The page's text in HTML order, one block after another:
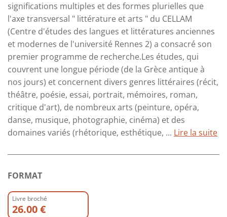
significations multiples et des formes plurielles que
l'axe transversal " littérature et arts " du CELLAM
(Centre d'études des langues et littératures anciennes
et modernes de l'université Rennes 2) a consacré son
premier programme de recherche.Les études, qui
couvrent une longue période (de la Grèce antique à
nos jours) et concernent divers genres littéraires (récit,
théâtre, poésie, essai, portrait, mémoires, roman,
critique d'art), de nombreux arts (peinture, opéra,
danse, musique, photographie, cinéma) et des
domaines variés (rhétorique, esthétique, ... Lire la suite
FORMAT
Livre broché
26.00 €